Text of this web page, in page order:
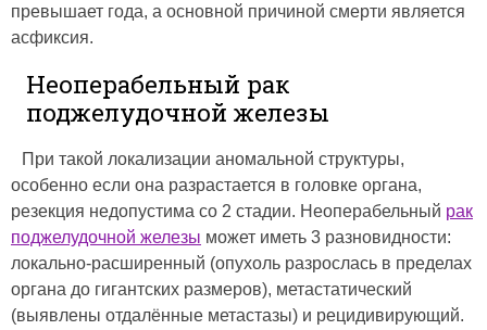
превышает года, а основной причиной смерти является
асфиксия.
Неоперабельный рак
поджелудочной железы
При такой локализации аномальной структуры,
особенно если она разрастается в головке органа,
резекция недопустима со 2 стадии. Неоперабельный рак
поджелудочной железы может иметь 3 разновидности:
локально-расширенный (опухоль разрослась в пределах
органа до гигантских размеров), метастатический
(выявлены отдалённые метастазы) и рецидивирующий.